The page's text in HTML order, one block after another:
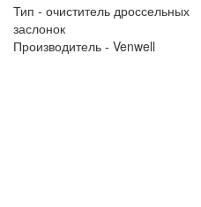
Тип - очиститель дроссельных
заслонок
Производитель - Venwell